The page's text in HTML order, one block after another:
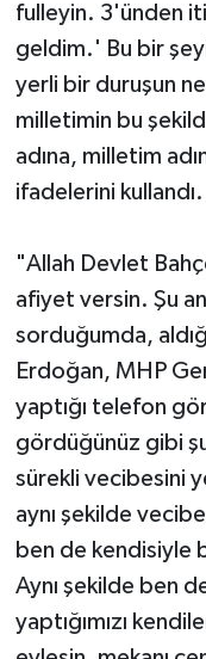
fulleyin. 3'ünden
geldim.' Bu bir
yerli bir duruşun
milletimin bu
adına, milletim
ifadelerini kullandı.
"Allah Devlet
afiyet versin. Şu
sorduğumda,
Erdoğan, MHP
yaptığı telefon
gördüğünüz gibi
sürekli vecibesini
aynı şekilde
ben de kendisiyle
Aynı şekilde ben
yaptığımızı